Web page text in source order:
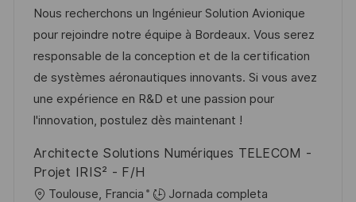
c
a
c
i
ó
n
c
a
c
i
ó
n
c
h
a
d
e
p
b
d
e
e
m
p
l
o
t
e
g
o
r
í
Nous recherchons un Ingénieur Solution Avionique
pour rejoindre notre équipe à Bordeaux. Vous serez
responsable de la conception et de la certification
de systèmes aéronautiques innovants. Si vous avez
une expérience en R&D et une passion pour
l'innovation, postulez dès maintenant !
Architecte Solutions Numériques TELECOM -
Projet IRIS² - F/H
U Toulouse, Francia
Jornada completa